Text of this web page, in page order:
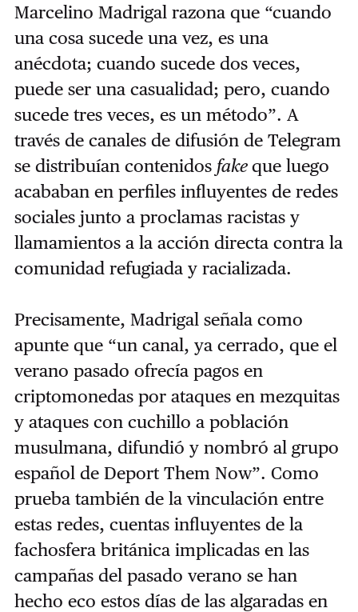
Marcelino Madrigal razona que “cuando
una cosa sucede una vez, es una
anécdota; cuando sucede dos veces,
puede ser una casualidad; pero, cuando
sucede tres veces, es un método”. A
través de canales de difusión de Telegram
se distribuían contenidos fakeque luego
acababan en perfiles influyentes de redes
sociales junto a proclamas racistas y
llamamientos a la acción directa contra la
comunidad refugiada y racializada.
Precisamente, Madrigal señala como
apunte que “un canal, ya cerrado, que el
verano pasado ofrecía pagos en
criptomonedas por ataques en mezquitas
y ataques con cuchillo a población
musulmana, difundió y nombró al grupo
español de Deport Them Now”. Como
prueba también de la vinculación entre
estas redes, cuentas influyentes de la
fachosfera británica implicadas en las
campañas del pasado verano se han
hecho eco estos días de las algaradas en